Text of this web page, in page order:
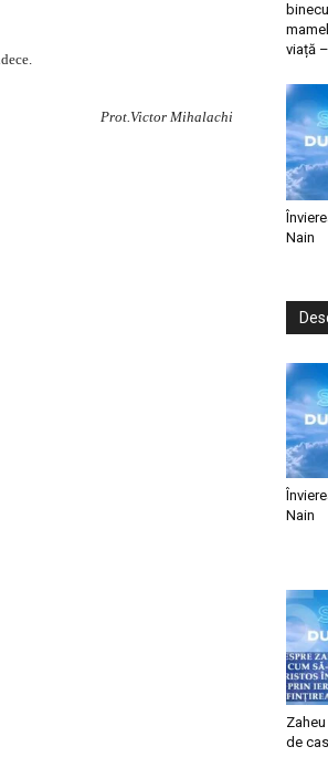
Prot.Victor Mihalachi
viață
Nain
Nain
de